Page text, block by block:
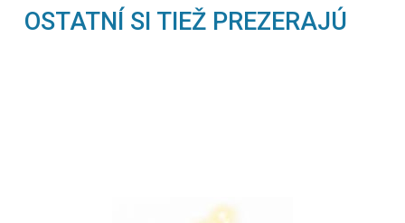
OSTATNÍ SI TIEŽ PREZERAJÚ